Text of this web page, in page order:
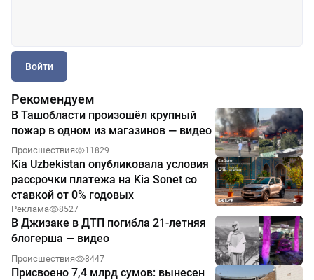
Войти
Рекомендуем
В Ташобласти произошёл крупный
пожар в одном из магазинов — видео
Происшествия 11829
Kia Uzbekistan опубликовала условия
рассрочки платежа на Kia Sonet со
ставкой от 0% годовых
Реклама 8527
В Джизаке в ДТП погибла 21-летняя
блогерша — видео
Происшествия 8447
Присвоено 7,4 млрд сумов: вынесен